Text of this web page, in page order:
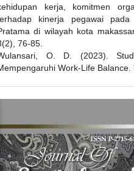
kerja, komitmen
kinerja pegawai
di wilayah kota
76-85.
O. D. (2023).
Work-Life Balance.